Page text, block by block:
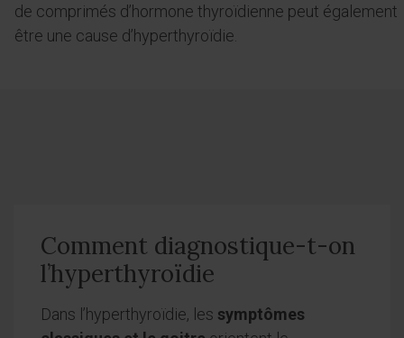
de comprimés d’hormone thyroïdienne peut également
être une cause d’hyperthyroïdie.
Comment diagnostique-t-on
l’hyperthyroïdie
Dans l’hyperthyroïdie, les symptômes